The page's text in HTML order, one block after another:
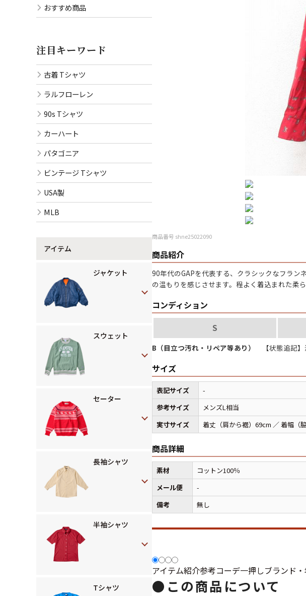
商品番号 shne25022090
商品紹介
90年代のGAPを代表する、クラシックなフラ
の温もりを感じさせます。程よく着込まれた柔
コンディション
S
B（目立つ汚れ・リペア等あり） 【状態追記】
サイズ
表記サイズ
-
参考サイズ
メンズL相当
実寸サイズ
着丈（肩から裾）69cm ／ 着幅（
商品詳細
素材
コットン100％
メール便
-
備考
無し
アイテム紹介参考コーデ一押しブランド
● この商品について
おすすめ商品
注目キーワード
古着 Tシャツ
ラルフローレン
90s Tシャツ
カーハート
パタゴニア
ビンテージ Tシャツ
USA製
MLB
アイテム
ジャケット
スウェット
セーター
長袖シャツ
半袖シャツ
Tシャツ